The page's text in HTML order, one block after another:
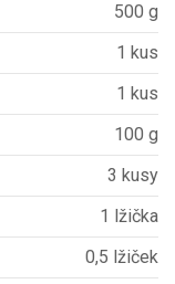
500 g
1 kus
1 kus
100 g
3 kusy
1 lžička
0,5 lžiček